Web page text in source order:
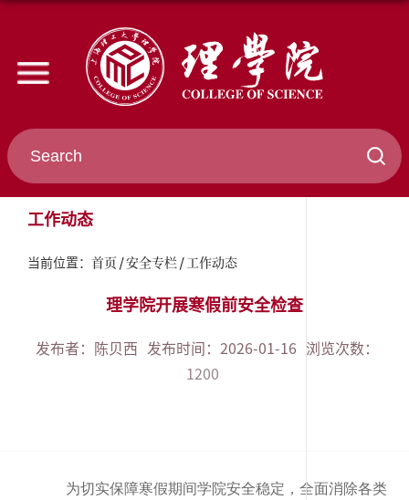
工作动态
当前位置： 首页 安全专栏 工作动态
理学院开展寒假前安全检查
发布者：陈贝西 发布时间：2026-01-16
浏览次数：
1200
为切实保障寒假期间学院安全稳定，全面消除各类